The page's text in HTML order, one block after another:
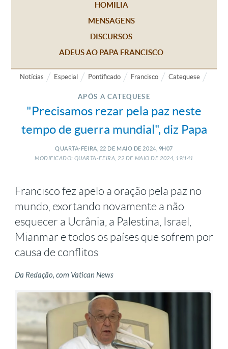
HOMILIA
MENSAGENS
DISCURSOS
ADEUS AO PAPA FRANCISCO
Notícias Especial Pontificado Francisco Catequese
APÓS A CATEQUESE
"Precisamos rezar pela paz neste
tempo de guerra mundial", diz Papa
QUARTA-FEIRA, 22 DE MAIO DE 2024, 9H07
MODIFICADO: QUARTA-FEIRA, 22 DE MAIO DE 2024, 19H41
Francisco fez apelo a oração pela paz no
mundo, exortando novamente a não
esquecer a Ucrânia, a Palestina, Israel,
Mianmar e todos os países que sofrem por
causa de conflitos
Da Redação, com Vatican News